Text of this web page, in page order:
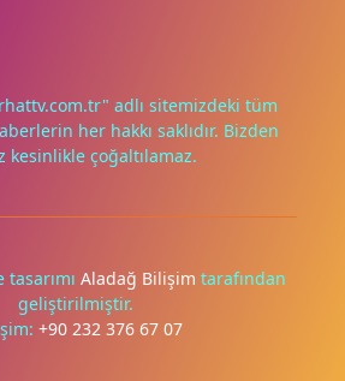
ve içeriğimizi geliştirmek için çerezler
adlı sitemizdeki tüm
her hakkı saklıdır. Bizden
kesinlikle çoğaltılamaz.
tasarımı Aladağ Bilişim tarafından
geliştirilmiştir.
+90 232 376 67 07